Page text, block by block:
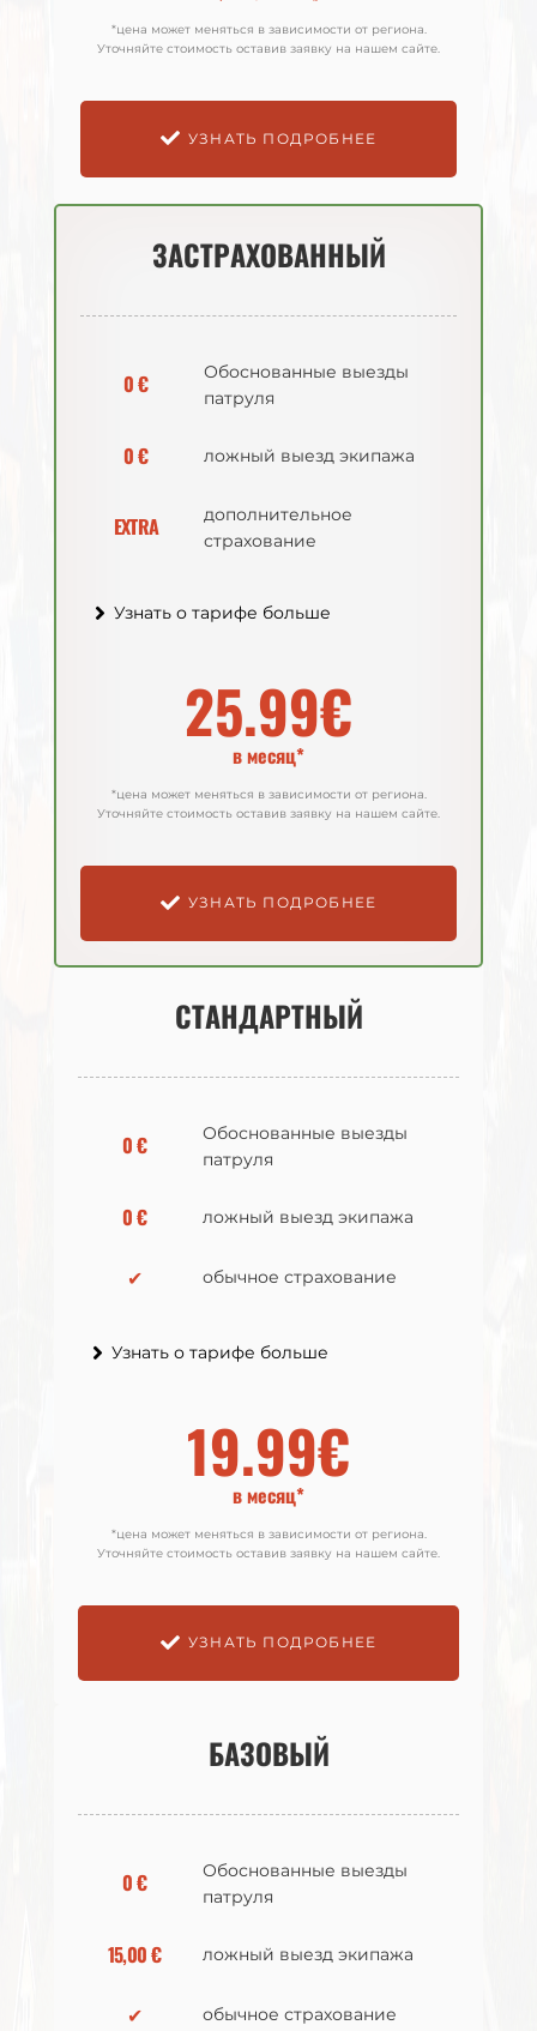
*цена может меняться в зависимости от региона.
Уточняйте стоимость оставив заявку на нашем сайте.
УЗНАТЬ ПОДРОБНЕЕ
ЗАСТРАХОВАННЫЙ
0 €
Обоснованные выезды
патруля
0 € ложный выезд экипажа
EXTRA
дополнительное
страхование
Узнать о тарифе больше
25.99€
в месяц*
*цена может меняться в зависимости от региона.
Уточняйте стоимость оставив заявку на нашем сайте.
УЗНАТЬ ПОДРОБНЕЕ
СТАНДАРТНЫЙ
0 €
Обоснованные выезды
патруля
0 € ложный выезд экипажа
✔ обычное страхование
Узнать о тарифе больше
19.99€
в месяц*
*цена может меняться в зависимости от региона.
Уточняйте стоимость оставив заявку на нашем сайте.
УЗНАТЬ ПОДРОБНЕЕ
БАЗОВЫЙ
0 €
Обоснованные выезды
патруля
15,00 € ложный выезд экипажа
✔ обычное страхование
*цена может меняться в зависимости от региона.
Уточняйте стоимость оставив заявку на нашем сайте.
УЗНАТЬ ПОДРОБНЕЕ
ЗАСТРАХОВАННЫЙ
0 €
Обоснованные выезды
патруля
0 € ложный выезд экипажа
EXTRA
дополнительное
страхование
Узнать о тарифе больше
27.99€
в месяц*
*цена может меняться в зависимости от региона.
Уточняйте стоимость оставив заявку на нашем сайте.
УЗНАТЬ ПОДРОБНЕЕ
СТАНДАРТНЫЙ
0 €
Обоснованные выезды
патруля
0 € ложный выезд экипажа
✔ обычное страхование
Узнать о тарифе больше
21.99€
в месяц*
*цена может меняться в зависимости от региона.
Уточняйте стоимость оставив заявку на нашем сайте.
УЗНАТЬ ПОДРОБНЕЕ
БАЗОВЫЙ
0 €
Обоснованные выезды
патруля
15,00 € ложный выезд экипажа
✔ обычное страхование